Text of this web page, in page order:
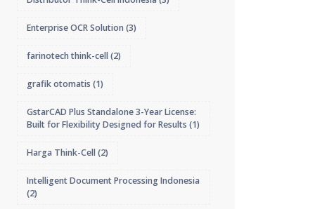
Enterprise OCR Solution (3)
farinotech think-cell(2)
grafik otomatis (1)
GstarCAD Plus Standalone 3-Year License:
Built for Flexibility Designed for Results (1)
Harga Think-Cell(2)
Intelligent Document Processing Indonesia
(2)